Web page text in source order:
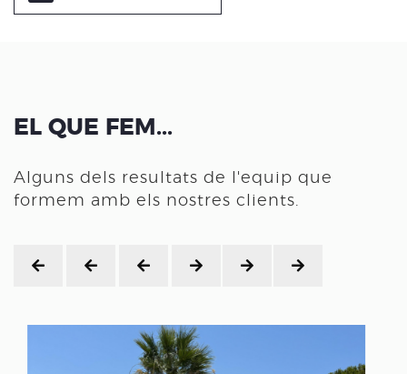
EL QUE FEM...
Alguns dels resultats de l'equip que
formem amb els nostres clients.